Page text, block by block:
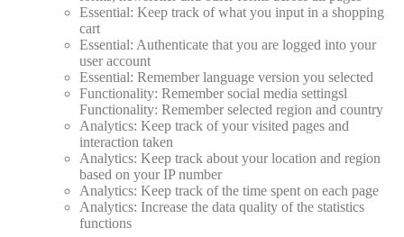
Essential: Keep track of what you input in a shopping
cart
Essential: Authenticate that you are logged into your
user account
Essential: Remember language version you selected
Functionality: Remember social media settingsl
Functionality: Remember selected region and country
Analytics: Keep track of your visited pages and
interaction taken
Analytics: Keep track about your location and region
based on your IP number
Analytics: Keep track of the time spent on each page
Analytics: Increase the data quality of the statistics
functions